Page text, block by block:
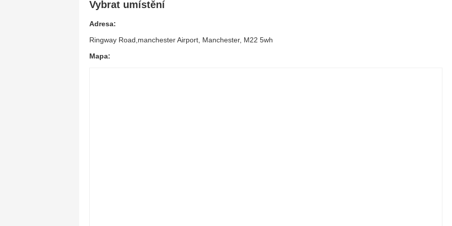
Vybrat umístění
Adresa:
Ringway Road,manchester Airport, Manchester, M22 5wh
Mapa: